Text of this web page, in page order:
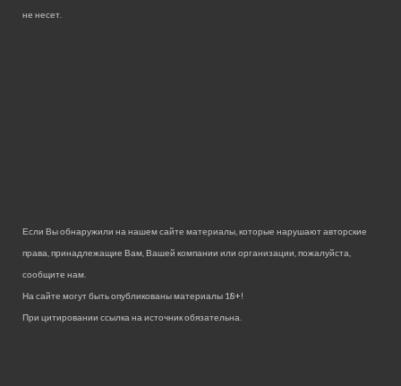
не несет.
Если Вы обнаружили на нашем сайте материалы, которые нарушают авторские
права, принадлежащие Вам, Вашей компании или организации, пожалуйста,
сообщите нам.
На сайте могут быть опубликованы материалы 18+!
При цитировании ссылка на источник обязательна.